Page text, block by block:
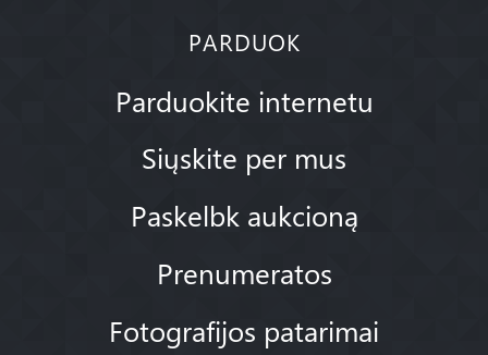
PARDUOK
Parduokite internetu
Siųskite per mus
Paskelbk aukcioną
Prenumeratos
Fotografijos patarimai